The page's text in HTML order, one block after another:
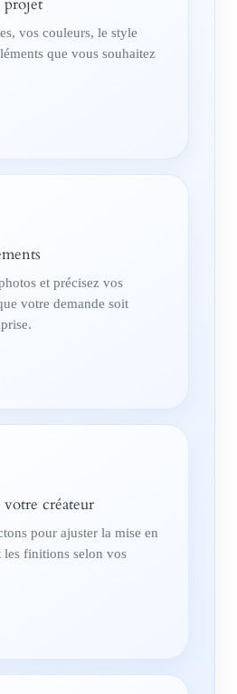
projet
vos couleurs, le style
que vous souhaitez
et précisez vos
votre demande soit
créateur
pour ajuster la mise en
les finitions selon vos